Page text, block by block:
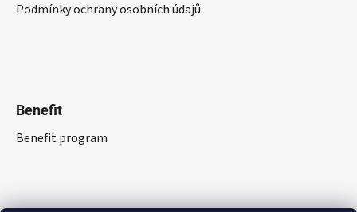
Podmínky ochrany osobních údajů
Benefit
Benefit program